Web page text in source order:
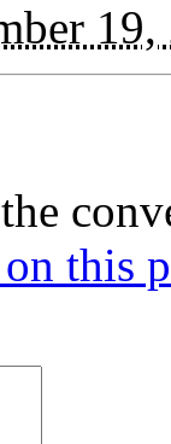
this